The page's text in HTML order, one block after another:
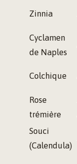
Zinnia
Cyclamen
de Naples
Colchique
Rose
trémière
Souci
(Calendula)